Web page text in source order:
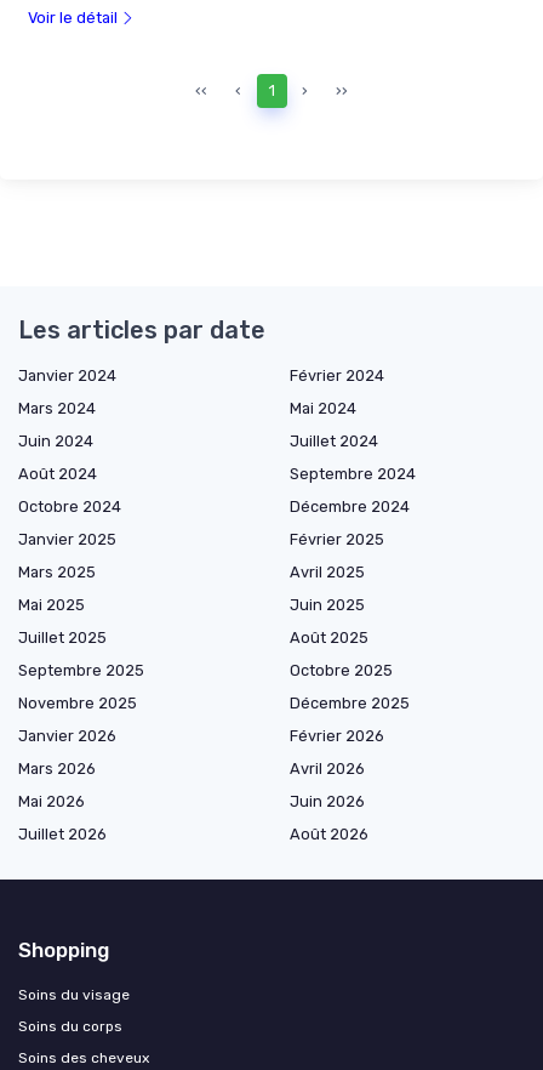
Voir le détail
‹‹ ‹ 1 › ››
Les articles par date
Janvier 2024
Février 2024
Mars 2024
Mai 2024
Juin 2024
Juillet 2024
Août 2024
Septembre 2024
Octobre 2024
Décembre 2024
Janvier 2025
Février 2025
Mars 2025
Avril 2025
Mai 2025
Juin 2025
Juillet 2025
Août 2025
Septembre 2025
Octobre 2025
Novembre 2025
Décembre 2025
Janvier 2026
Février 2026
Mars 2026
Avril 2026
Mai 2026
Juin 2026
Juillet 2026
Août 2026
Shopping
Soins du visage
Soins du corps
Soins des cheveux